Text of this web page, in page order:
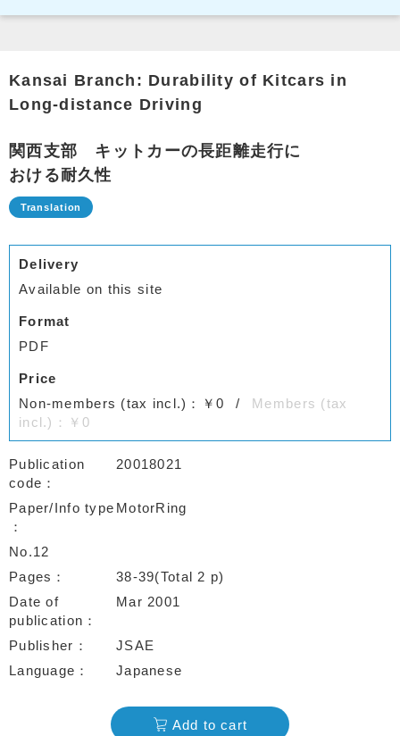
Kansai Branch: Durability of Kitcars in
Long-distance Driving
関西支部 キットカーの長距離走行に
おける耐久性
Delivery
Available on this site
Format
PDF
Price
Non-members (tax incl.)：￥0
Members (tax
incl.)：￥0
Publication
code
20018021
Paper/Info type MotorRing
No.12
Pages
38-39(Total 2 p)
Date of
publication
Mar 2001
Publisher
JSAE
Language
Japanese
Add to cart